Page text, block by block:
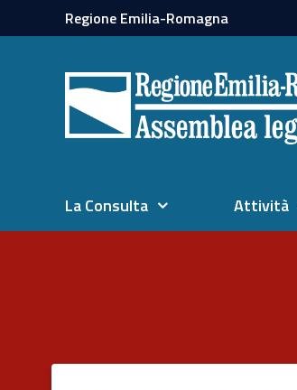
Regione Emilia-Romagna
La Consulta Attività